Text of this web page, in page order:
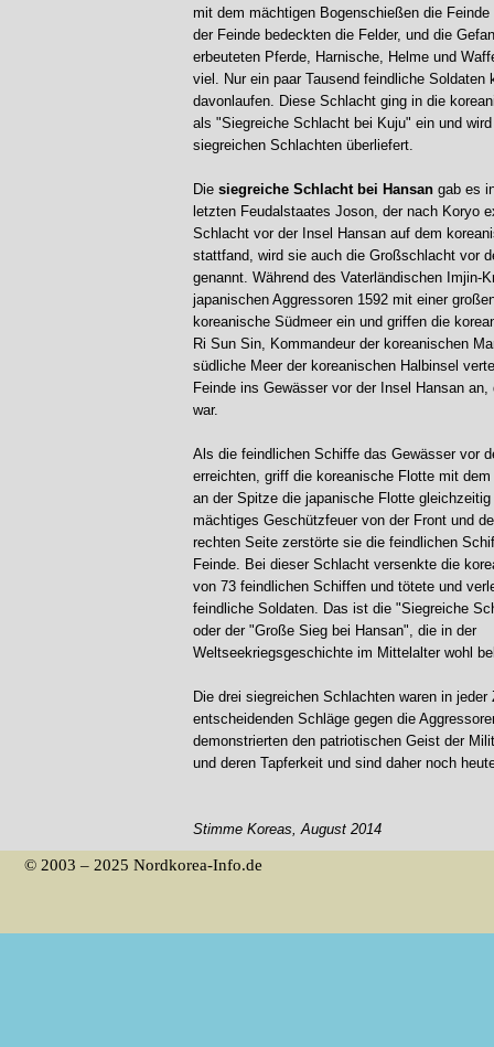
mit dem mächtigen Bogenschießen die Feinde
der Feinde bedeckten die Felder, und die
erbeuteten Pferde, Harnische, Helme und
viel. Nur ein paar Tausend feindliche Soldaten
davonlaufen. Diese Schlacht ging in die
als "Siegreiche Schlacht bei Kuju" ein und
siegreichen Schlachten überliefert.
Die siegreiche Schlacht bei Hansangab es
letzten Feudalstaates Joson, der nach Koryo
Schlacht vor der Insel Hansan auf dem
stattfand, wird sie auch die Großschlacht vor
genannt. Während des Vaterländischen Imjin-
japanischen Aggressoren 1592 mit einer
koreanische Südmeer ein und griffen die
Ri Sun Sin, Kommandeur der koreanischen
südliche Meer der koreanischen Halbinsel
Feinde ins Gewässer vor der Insel Hansan
war.
Als die feindlichen Schiffe das Gewässer vor
erreichten, griff die koreanische Flotte mit
an der Spitze die japanische Flotte gleichzeitig
mächtiges Geschützfeuer von der Front und
rechten Seite zerstörte sie die feindlichen
Feinde. Bei dieser Schlacht versenkte die
von 73 feindlichen Schiffen und tötete und
feindliche Soldaten. Das ist die "Siegreiche
oder der "Große Sieg bei Hansan", die in der
Weltseekriegsgeschichte im Mittelalter wohl
Die drei siegreichen Schlachten waren in jeder
entscheidenden Schläge gegen die
demonstrierten den patriotischen Geist der
und deren Tapferkeit und sind daher noch
Stimme Koreas, August 2014
© 2003 – 2025 Nordkorea-Info.de